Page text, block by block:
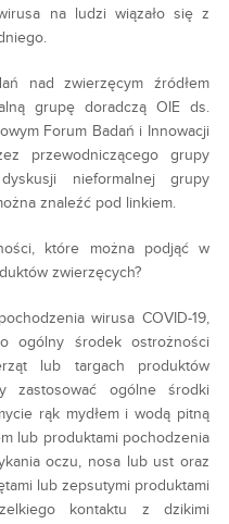
na ludzi wiązało się z
nad zwierzęcym źródłem
grupę doradczą OIE ds.
Forum Badań i Innowacji
przewodniczącego grupy
nieformalnej grupy
znaleźć pod linkiem.
które można podjąć w
zwierzęcych?
wirusa COVID-19,
ogólny środek ostrożności
lub targach produktów
zastosować ogólne środki
rąk mydłem i wodą pitną
lub produktami pochodzenia
oczu, nosa lub ust oraz
lub zepsutymi produktami
kontaktu z dzikimi